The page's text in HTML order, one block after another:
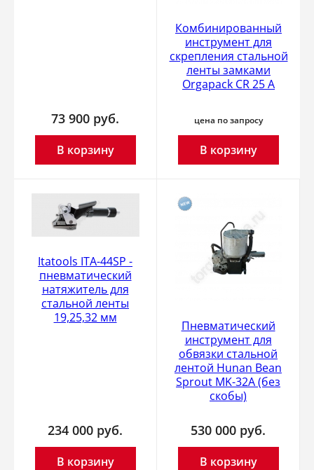
73 900 руб.
В корзину
Комбинированный
инструмент для
скрепления стальной
ленты замками
Orgapack CR 25 A
цена по запросу
В корзину
Itatools ITA-44SP -
пневматический
натяжитель для
стальной ленты
19,25,32 мм
234 000 руб.
В корзину
Пневматический
инструмент для
обвязки стальной
лентой Hunan Bean
Sprout MK-32A (без
скобы)
530 000 руб.
В корзину